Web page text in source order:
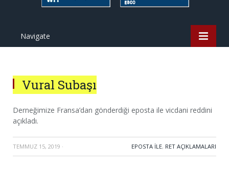
Navigate
Vural Subaşı
Derneğimize Fransa’dan gönderdiği eposta ile vicdani reddini
açıkladı.
TEMMUZ 15, 2019 · EPOSTA ILE, RET AÇIKLAMALARI